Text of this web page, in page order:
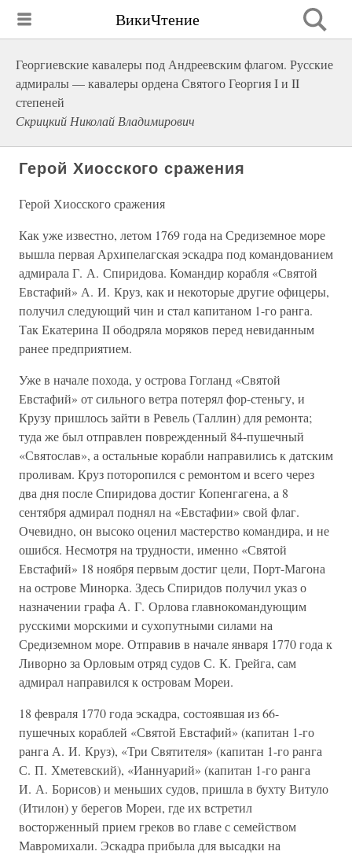
ВикиЧтение
Георгиевские кавалеры под Андреевским флагом. Русские
адмиралы — кавалеры ордена Святого Георгия I и II
степеней
Скрицкий Николай Владимирович
Герой Хиосского сражения
Герой Хиосского сражения
Как уже известно, летом 1769 года на Средиземное море
вышла первая Архипелагская эскадра под командованием
адмирала Г. А. Спиридова. Командир корабля «Святой
Евстафий» А. И. Круз, как и некоторые другие офицеры,
получил следующий чин и стал капитаном 1-го ранга.
Так Екатерина II ободряла моряков перед невиданным
ранее предприятием.
Уже в начале похода, у острова Гогланд «Святой
Евстафий» от сильного ветра потерял фор-стеньгу, и
Крузу пришлось зайти в Ревель (Таллин) для ремонта;
туда же был отправлен поврежденный 84-пушечный
«Святослав», а остальные корабли направились к датским
проливам. Круз поторопился с ремонтом и всего через
два дня после Спиридова достиг Копенгагена, а 8
сентября адмирал поднял на «Евстафии» свой флаг.
Очевидно, он высоко оценил мастерство командира, и не
ошибся. Несмотря на трудности, именно «Святой
Евстафий» 18 ноября первым достиг цели, Порт-Магона
на острове Минорка. Здесь Спиридов получил указ о
назначении графа А. Г. Орлова главнокомандующим
русскими морскими и сухопутными силами на
Средиземном море. Отправив в начале января 1770 года к
Ливорно за Орловым отряд судов С. К. Грейга, сам
адмирал направился к островам Мореи.
18 февраля 1770 года эскадра, состоявшая из 66-
пушечных кораблей «Святой Евстафий» (капитан 1-го
ранга А. И. Круз), «Три Святителя» (капитан 1-го ранга
С. П. Хметевский), «Ианнуарий» (капитан 1-го ранга
И. А. Борисов) и меньших судов, пришла в бухту Витуло
(Итилон) у берегов Мореи, где их встретил
восторженный прием греков во главе с семейством
Мавромихали. Эскадра прибыла для высадки на